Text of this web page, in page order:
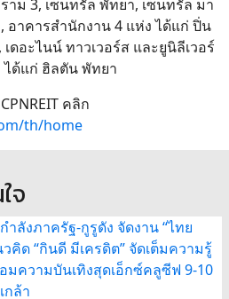
าม 3, เซ็นทรัล พัทยา, เซ็นทรัล มา
อาคารสำนักงาน 4 แห่ง ได้แก่ ปิ่น
เดอะไนน์ ทาวเวอร์ส และยูนิลีเวอร์
ได้แก่ ฮิลตัน พัทยา
คลิก
th/home
จ